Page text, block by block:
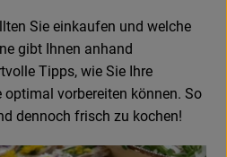
Sie einkaufen und welche
gibt Ihnen anhand
Tipps, wie Sie Ihre
vorbereiten können. So
dennoch frisch zu kochen!